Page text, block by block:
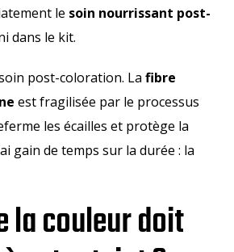
le soin nourrissant post-
dans le kit.
post-coloration. La fibre
est fragilisée par le processus
les écailles et protège la
gain de temps sur la durée : la
la couleur doit